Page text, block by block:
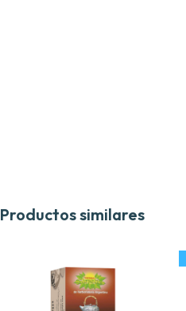
Productos similares